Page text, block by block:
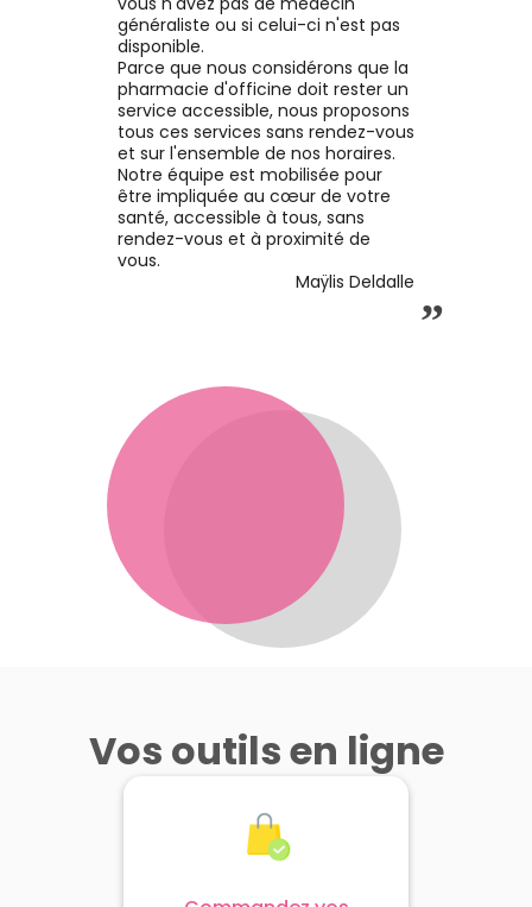
généraliste ou si celui-ci n'est pas
disponible.
Parce que nous considérons que la
pharmacie d'officine doit rester un
service accessible, nous proposons
tous ces services sans rendez-vous
et sur l'ensemble de nos horaires.
Notre équipe est mobilisée pour
être impliquée au cœur de votre
santé, accessible à tous, sans
rendez-vous et à proximité de
vous.
Maÿlis Deldalle
”
Vos outils en ligne